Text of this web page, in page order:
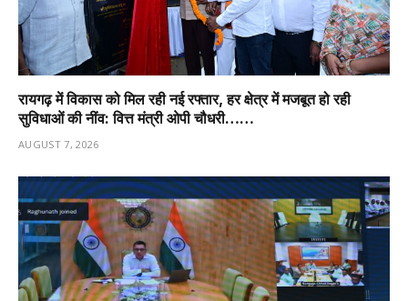
रायगढ़ में विकास को मिल रही नई रफ्तार, हर क्षेत्र में मजबूत हो रही
सुविधाओं की नींव: वित्त मंत्री ओपी चौधरी……
AUGUST 7, 2026